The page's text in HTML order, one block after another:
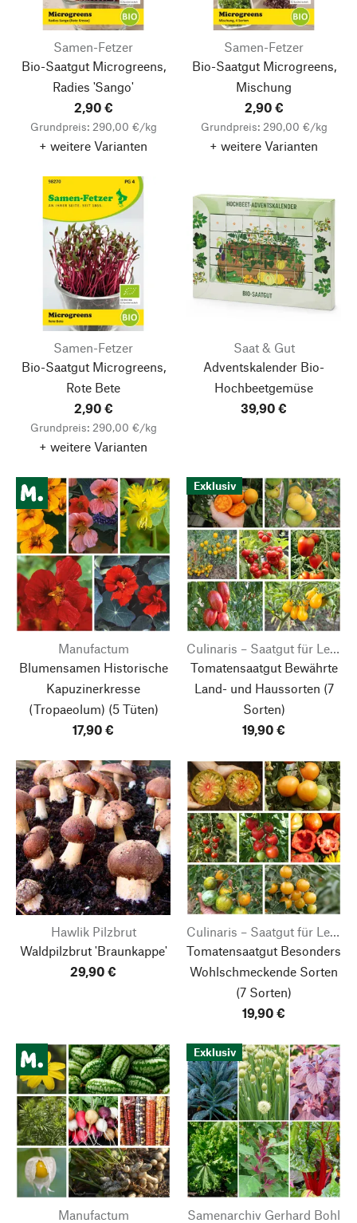
Samen-Fetzer
Bio-Saatgut Microgreens,
Radies 'Sango'
2,90 €
Grundpreis: 290,00 €/kg
+ weitere Varianten
Samen-Fetzer
Bio-Saatgut Microgreens,
Mischung
2,90 €
Grundpreis: 290,00 €/kg
+ weitere Varianten
Samen-Fetzer
Bio-Saatgut Microgreens,
Rote Bete
2,90 €
Grundpreis: 290,00 €/kg
+ weitere Varianten
Saat & Gut
Adventskalender Bio-
Hochbeetgemüse
39,90 €
Manufactum
Blumensamen Historische
Kapuzinerkresse
(Tropaeolum) (5 Tüten)
17,90 €
Exklusiv
Culinaris – Saatgut für Lebensmittel
Tomatensaatgut Bewährte
Land- und Haussorten (7
Sorten)
19,90 €
Hawlik Pilzbrut
Waldpilzbrut 'Braunkappe'
29,90 €
Culinaris – Saatgut für Lebensmittel
Tomatensaatgut Besonders
Wohlschmeckende Sorten
(7 Sorten)
19,90 €
Manufactum
Exklusiv
Samenarchiv Gerhard Bohl